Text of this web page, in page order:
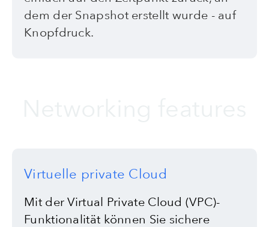
dem der Snapshot erstellt wurde - auf
Knopfdruck.
Virtuelle private Cloud
Mit der Virtual Private Cloud (VPC)-
Funktionalität können Sie sichere